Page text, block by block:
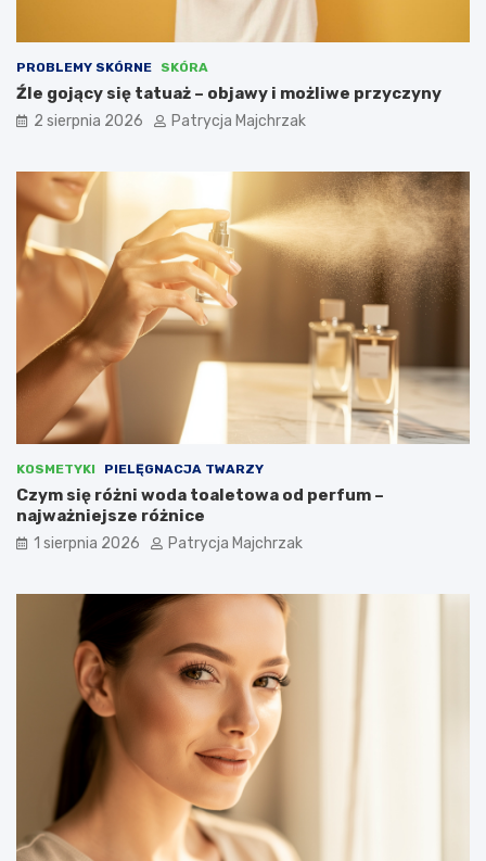
PROBLEMY SKÓRNE SKÓRA
Źle gojący się tatuaż – objawy i możliwe przyczyny
2 sierpnia 2026 Patrycja Majchrzak
KOSMETYKI PIELĘGNACJA TWARZY
Czym się różni woda toaletowa od perfum –
najważniejsze różnice
1 sierpnia 2026 Patrycja Majchrzak